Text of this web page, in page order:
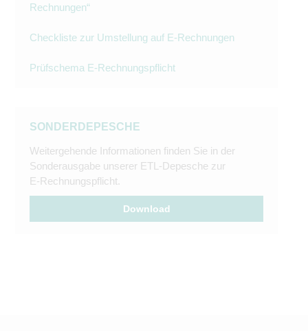
Rechnungen“
Checkliste zur Umstellung auf E-Rechnungen
Prüfschema E-Rechnungspflicht
SONDERDEPESCHE
Weitergehende Informationen finden Sie in der
Sonderausgabe unserer ETL-Depesche zur
E-Rechnungspflicht.
Download